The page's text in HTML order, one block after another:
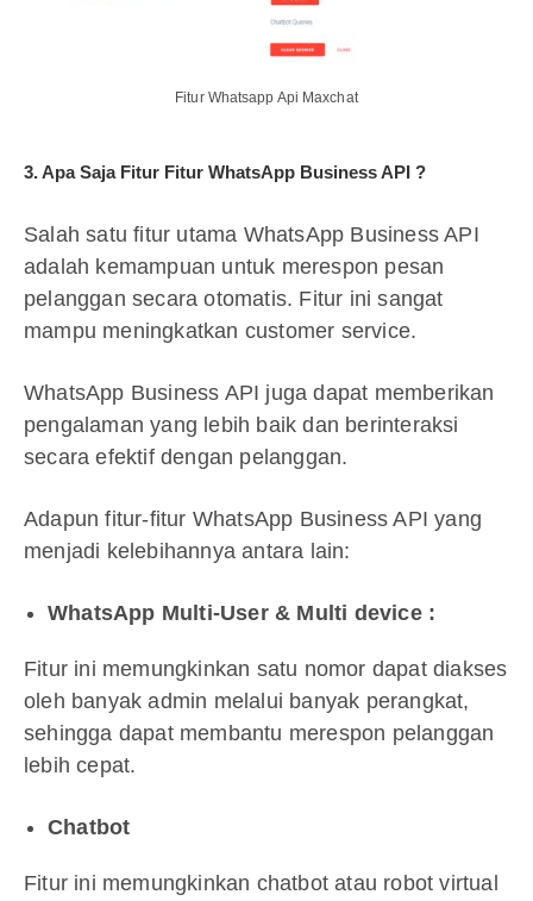
Fitur Whatsapp Api Maxchat
3. Apa Saja Fitur Fitur WhatsApp Business API ?
Salah satu fitur utama WhatsApp Business API
adalah kemampuan untuk merespon pesan
pelanggan secara otomatis. Fitur ini sangat
mampu meningkatkan customer service.
WhatsApp Business API juga dapat memberikan
pengalaman yang lebih baik dan berinteraksi
secara efektif dengan pelanggan.
Adapun fitur-fitur WhatsApp Business API yang
menjadi kelebihannya antara lain:
WhatsApp Multi-User & Multi device :
Fitur ini memungkinkan satu nomor dapat diakses
oleh banyak admin melalui banyak perangkat,
sehingga dapat membantu merespon pelanggan
lebih cepat.
Chatbot
Fitur ini memungkinkan chatbot atau robot virtual